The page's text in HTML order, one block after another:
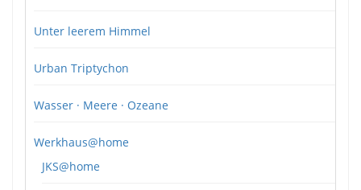
Unter leerem Himmel
Urban Triptychon
Wasser · Meere · Ozeane
Werkhaus@home
JKS@home